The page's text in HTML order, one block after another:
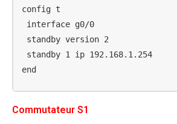
config t
interface g0/0
standby version 2
standby 1 ip 192.168.1.254
end
Commutateur S1